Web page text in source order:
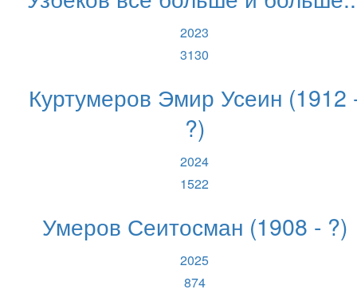
2023
3130
Куртумеров Эмир Усеин (1912
?)
2024
1522
Умеров Сеитосман (1908 - ?)
2025
874